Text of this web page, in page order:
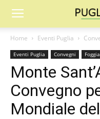
Home Eventi Puglia
Eventi Puglia Convegni Foggia
Monte
Convegno
Mondiale